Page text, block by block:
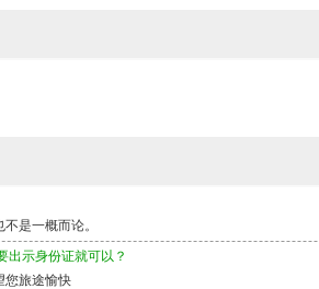
是一概而论。
出示身份证就可以？
您旅途愉快